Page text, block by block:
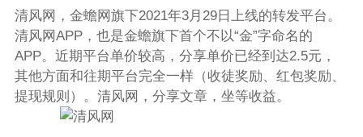
清风网，金蟾网旗下2021年3月29日上线的转发平台。
清风网APP，也是金蟾旗下首个不以“金”字命名的
APP。近期平台单价较高，分享单价已经到达2.5元，
其他方面和往期平台完全一样（收徒奖励、红包奖励、
提现规则）。清风网，分享文章，坐等收益。